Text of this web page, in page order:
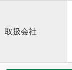
取扱会社